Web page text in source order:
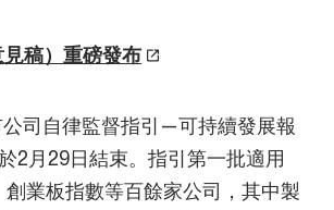
稿）重磅發布
司自律監督指引—可持續發展報
2月29日結束。指引第一批適用
業板指數等百餘家公司，其中製